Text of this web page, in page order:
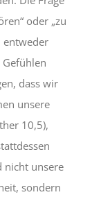
oder „zu
entweder
dass wir
unsere
10,5),
nicht unsere
sondern